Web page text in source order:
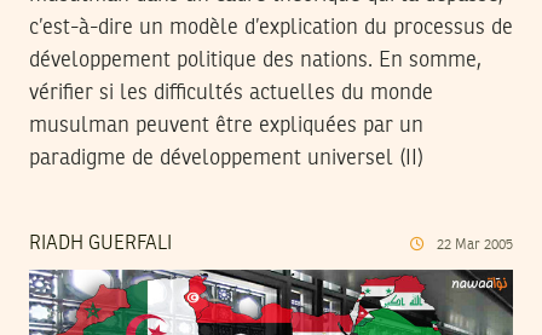
c’est-à-dire un modèle d’explication du processus de
développement politique des nations. En somme,
vérifier si les difficultés actuelles du monde
musulman peuvent être expliquées par un
paradigme de développement universel (II)
RIADH GUERFALI 22 Mar 2005